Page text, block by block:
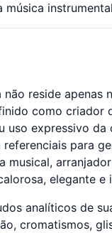
reside apenas
como criador
uso expressivo
para
musical,
elegante e
analíticos de
cromatismos,